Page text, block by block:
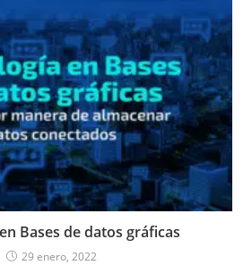
Bases de datos gráficas
29 enero, 2022